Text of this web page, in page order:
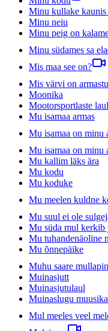
Minu kullake kaunis
Minu neiu
Minu peig on
Minu südames sa
Mis maa see on?
Mis värvi on
Moonika
Mootorsportlaste laul
Mu isamaa armas
Mu isamaa on minu
Mu isamaa on minu
Mu kallim läks ära
Mu kodu
Mu koduke
Mu meelen kuldne
Mu suul ei ole
Mu süda mul kerkib
Mu tuhandenäoline
Mu õnnepäike
Muhu saare
Muinasjutt
Muinasjutulaul
Muinaslugu
Mul meeles veel